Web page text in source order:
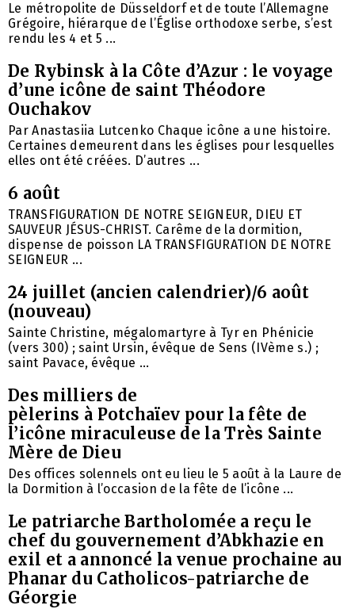
Le métropolite de Düsseldorf et de toute l’Allemagne
Grégoire, hiérarque de l’Église orthodoxe serbe, s’est
rendu les 4 et 5 ...
De Rybinsk à la Côte d’Azur : le voyage
d’une icône de saint Théodore
Ouchakov
Par Anastasiia Lutcenko Chaque icône a une histoire.
Certaines demeurent dans les églises pour lesquelles
elles ont été créées. D’autres ...
6 août
TRANSFIGURATION DE NOTRE SEIGNEUR, DIEU ET
SAUVEUR JÉSUS-CHRIST. Carême de la dormition,
dispense de poisson LA TRANSFIGURATION DE NOTRE
SEIGNEUR ...
24 juillet (ancien calendrier)/6 août
(nouveau)
Sainte Christine, mégalomartyre à Tyr en Phénicie
(vers 300) ; saint Ursin, évêque de Sens (IVème s.) ;
saint Pavace, évêque ...
Des milliers de
pèlerins à Potchaïev pour la fête de
l’icône miraculeuse de la Très Sainte
Mère de Dieu
Des offices solennels ont eu lieu le 5 août à la Laure de
la Dormition à l’occasion de la fête de l’icône ...
Le patriarche Bartholomée a reçu le
chef du gouvernement d’Abkhazie en
exil et a annoncé la venue prochaine au
Phanar du Catholicos-patriarche de
Géorgie